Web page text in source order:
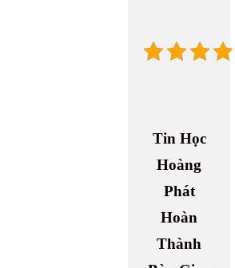
nk
Tin Học
Hoàng
Phát
Hoàn
Thành